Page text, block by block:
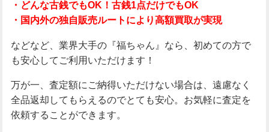
・どんな古銭でもOK！古銭1点だけでもOK
・国内外の独自販売ルートにより高額買取が実現
などなど、業界大手の『福ちゃん』なら、初めての方で
も安心してご利用いただけます！
万が一、査定額にご納得いただけない場合は、遠慮なく
全品返却してもらえるのでとても安心。お気軽に査定を
依頼することができます。